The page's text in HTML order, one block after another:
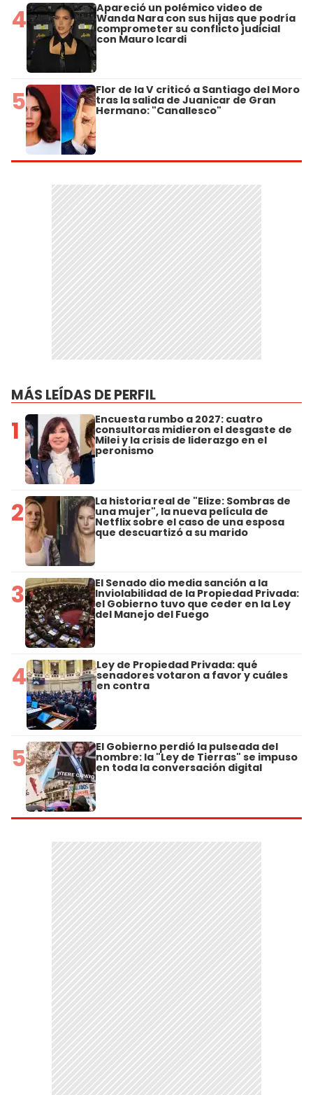
4 Apareció un polémico video de
Wanda Nara con sus hijas que podría
comprometer su conflicto judicial
con Mauro Icardi
5 Flor de la V criticó a Santiago del Moro
tras la salida de Juanicar de Gran
Hermano: "Canallesco"
MÁS LEÍDAS DE PERFIL
1 Encuesta rumbo a 2027: cuatro
consultoras midieron el desgaste de
Milei y la crisis de liderazgo en el
peronismo
2 La historia real de "Elize: Sombras de
una mujer", la nueva película de
Netflix sobre el caso de una esposa
que descuartizó a su marido
3 El Senado dio media sanción a la
Inviolabilidad de la Propiedad Privada:
el Gobierno tuvo que ceder en la Ley
del Manejo del Fuego
4 Ley de Propiedad Privada: qué
senadores votaron a favor y cuáles
en contra
5 El Gobierno perdió la pulseada del
nombre: la "Ley de Tierras" se impuso
en toda la conversación digital